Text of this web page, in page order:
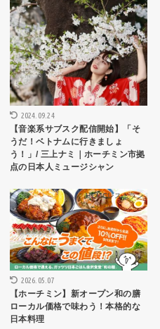
2024.09.24
【音楽系サブスク配信開始】「そ
うだ！ベトナムに行きましょ
う！」/ 三上ナミ｜ホーチミン市拠
点の日本人ミュージシャン
HCMCレストラン
2026.05.07
【ホーチミン】新オープン和の膳
ローカル価格で味わう！本格的な
日本料理